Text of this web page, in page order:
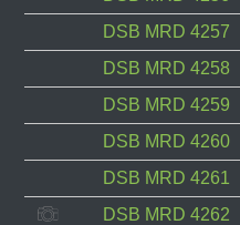
DSB MRD 4257
DSB MRD 4258
DSB MRD 4259
DSB MRD 4260
DSB MRD 4261
DSB MRD 4262